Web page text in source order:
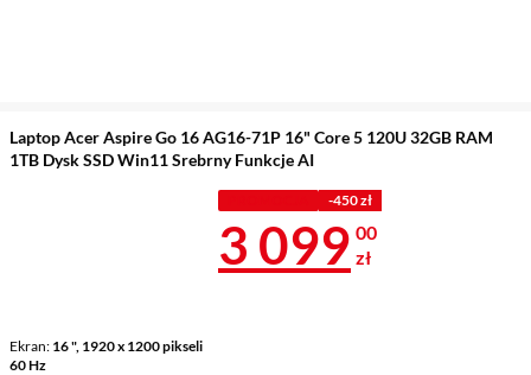
Laptop Acer Aspire Go 16 AG16-71P 16" Core 5 120U 32GB RAM
1TB Dysk SSD Win11 Srebrny Funkcje AI
Ekran 16 ", 1920 x 1200 pikseli
60 Hz
-450 zł
Cena 3 099 zł
3 099 00
zł